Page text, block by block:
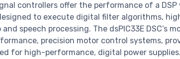
controllers offer the performance of a
to execute digital filter algorithms,
speech processing. The dsPIC33E DSC’s
precision motor control systems,
for high-performance, digital power